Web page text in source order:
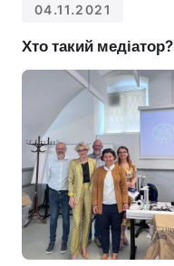
04.11.2021
Хто такий медіатор?